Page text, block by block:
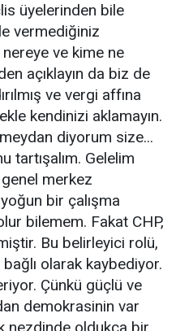
üyelerinden bile
vermediğiniz
nereye ve kime ne
açıklayın da biz de
ve vergi affına
kendinizi aklamayın.
diyorum size...
tartışalım. Gelelim
merkez
bir çalışma
bilemem. Fakat CHP,
Bu belirleyici rolü,
olarak kaybediyor.
Çünkü güçlü ve
demokrasinin var